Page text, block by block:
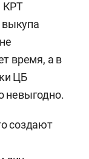
КРТ
время, а в
ЦБ
невыгодно.
создают